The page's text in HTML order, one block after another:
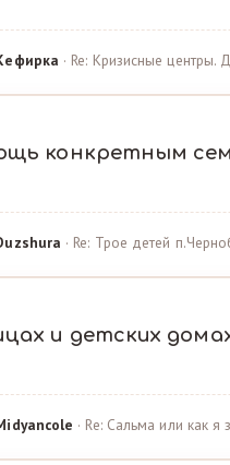
· Re: Кризисные
конкретным
· Re: Трое детей
и детских
· Re: Сальма или как